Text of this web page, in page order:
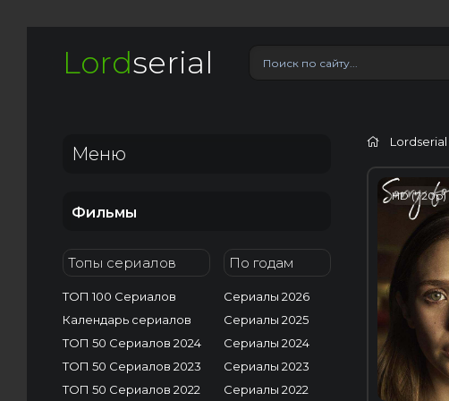
Lordserial
Меню
Фильмы
Топы сериалов
ТОП 100 Сериалов
Календарь сериалов
ТОП 50 Сериалов 2024
ТОП 50 Сериалов 2023
ТОП 50 Сериалов 2022
По годам
Сериалы 2026
Сериалы 2025
Сериалы 2024
Сериалы 2023
Сериалы 2022
Lordserial
HD (720p)